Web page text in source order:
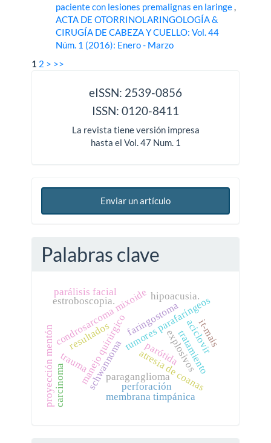
paciente con lesiones premalignas en laringe,
ACTA DE OTORRINOLARINGOLOGÍA &
CIRUGÍA DE CABEZA Y CUELLO: Vol. 44
Núm. 1 (2016): Enero - Marzo
1 2 > >>
eISSN: 2539-0856
ISSN: 0120-8411
La revista tiene versión impresa
hasta el Vol. 47 Num. 1
Enviar un artículo
Palabras clave
schwannomaparaganglioma
tumores parafaríngeos
atresia de coanas
manejo quirúrgico
condrosarcoma mixoide
perforación
membrana timpánica
trauma explosivos
hipoacusia.
estroboscopia.
parálisis facial
tratamiento
aciclovir
carcinoma
parótida
proyección mentón
faringostoma it-mais
resultados